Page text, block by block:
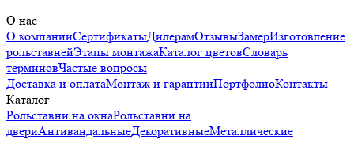
О нас
О компанииСертификатыДилерамОтзывыЗамерИзготовление
рольставнейЭтапы монтажаКаталог цветовСловарь
терминовЧастые вопросы
Доставка и оплатаМонтаж и гарантииПортфолиоКонтакты
Каталог
Рольставни на окнаРольставни на
двериАнтивандальныеДекоративныеМеталлические